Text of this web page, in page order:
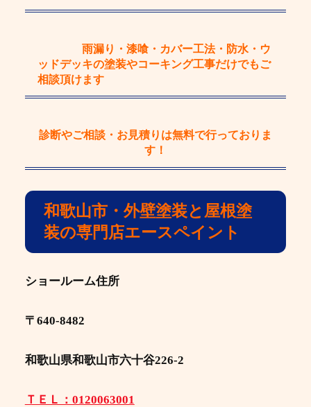
雨漏り・漆喰・カバー工法・防水・ウ
ッドデッキの塗装やコーキング工事だけでもご
相談頂けます
診断やご相談・お見積りは無料で行っておりま
す！
和歌山市・外壁塗装と屋根塗
装の専門店エースペイント
ショールーム住所
〒640-8482
和歌山県和歌山市六十谷226-2
ＴＥＬ：0120063001